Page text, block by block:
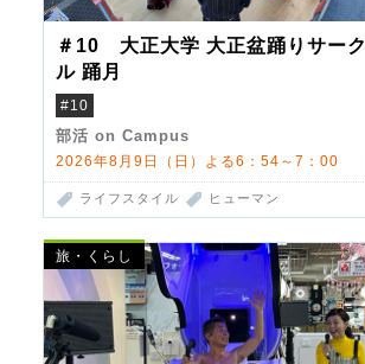
＃10 大正大学 大正盆踊りサーク
ル 踊月
#10
部活 on Campus
2026年8月9日（日）よる6：54～7：00
ライフスタイル ヒューマン
旅・くらし